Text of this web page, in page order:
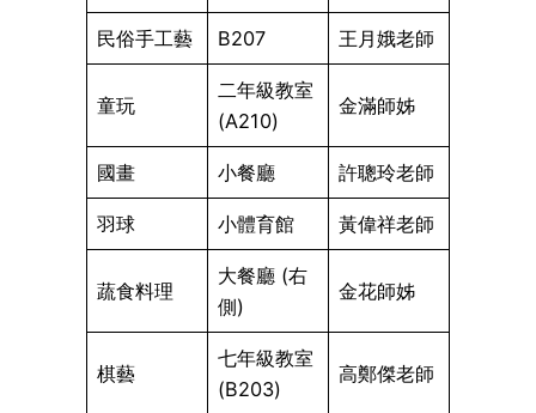
民俗手工藝 B207 王月娥老師
童玩
二年級教室
(A210)
金滿師姊
國畫 小餐廳 許聰玲老師
羽球 小體育館 黃偉祥老師
蔬食料理
大餐廳 (右
側)
金花師姊
棋藝
七年級教室
(B203)
高鄭傑老師